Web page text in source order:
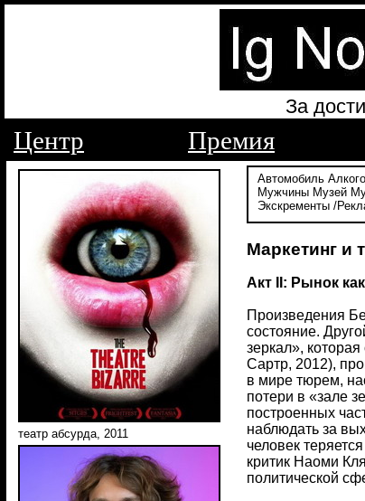
За
Центр Премия
театр абсурда, 2011
Автомобиль
Мужчины Музей
Экскременты /
Маркетинг и
Акт II: Рынок
Произведения
состояние.
зеркал»,
Сартр, 2012),
в мире тюрем,
потери в «зале
построенных
наблюдать за
человек
критик Наоми
политической